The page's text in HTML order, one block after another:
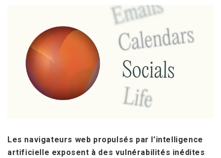
Les navigateurs web propulsés par l’intelligence
artificielle exposent à des vulnérabilités inédites